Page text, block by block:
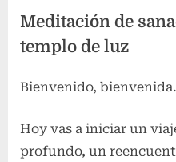
Meditación de
templo de luz
Bienvenido, bienvenida.
Hoy vas a iniciar un
profundo, un